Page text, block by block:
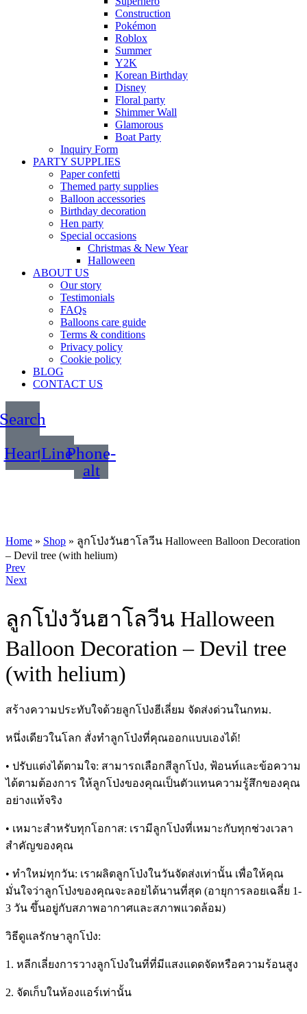
Construction
Pokémon
Roblox
Summer
Y2K
Korean Birthday
Disney
Floral party
Shimmer Wall
Glamorous
Boat Party
Inquiry Form
PARTY SUPPLIES
Paper confetti
Themed party supplies
Balloon accessories
Birthday decoration
Hen party
Special occasions
Christmas & New Year
Halloween
ABOUT US
Our story
Testimonials
FAQs
Balloons care guide
Terms & conditions
Privacy policy
Cookie policy
BLOG
CONTACT US
Search
HeartLinePhone-
alt
Home » Shop » ลูกโป่งวันฮาโลวีน Halloween Balloon Decoration
– Devil tree (with helium)
Product
navigation
Prev
Next
ลูกโป่งวันฮาโลวีน Halloween
Balloon Decoration – Devil tree
(with helium)
สร้างความประทับใจด้วยลูกโป่งฮีเลี่ยม จัดส่งด่วนในกทม.
หนึ่งเดียวในโลก สั่งทำลูกโป่งที่คุณออกแบบเองได้!
• ปรับแต่งได้ตามใจ: สามารถเลือกสีลูกโป่ง, ฟ้อนท์และข้อความ
ได้ตามต้องการ ให้ลูกโป่งของคุณเป็นตัวแทนความรู้สึกของคุณ
อย่างแท้จริง
• เหมาะสำหรับทุกโอกาส: เรามีลูกโป่งที่เหมาะกับทุกช่วงเวลา
สำคัญของคุณ
• ทำใหม่ทุกวัน: เราผลิตลูกโป่งในวันจัดส่งเท่านั้น เพื่อให้คุณ
มั่นใจว่าลูกโป่งของคุณจะลอยได้นานที่สุด (อายุการลอยเฉลี่ย 1-
3 วัน ขึ้นอยู่กับสภาพอากาศและสภาพแวดล้อม)
วิธีดูแลรักษาลูกโป่ง:
1. หลีกเลี่ยงการวางลูกโป่งในที่ที่มีแสงแดดจัดหรือความร้อนสูง
2. จัดเก็บในห้องแอร์เท่านั้น